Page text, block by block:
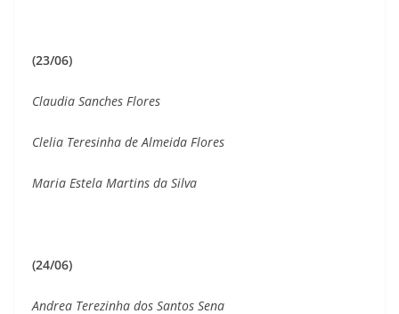
(23/06)
Claudia Sanches Flores
Clelia Teresinha de Almeida Flores
Maria Estela Martins da Silva
(24/06)
Andrea Terezinha dos Santos Sena